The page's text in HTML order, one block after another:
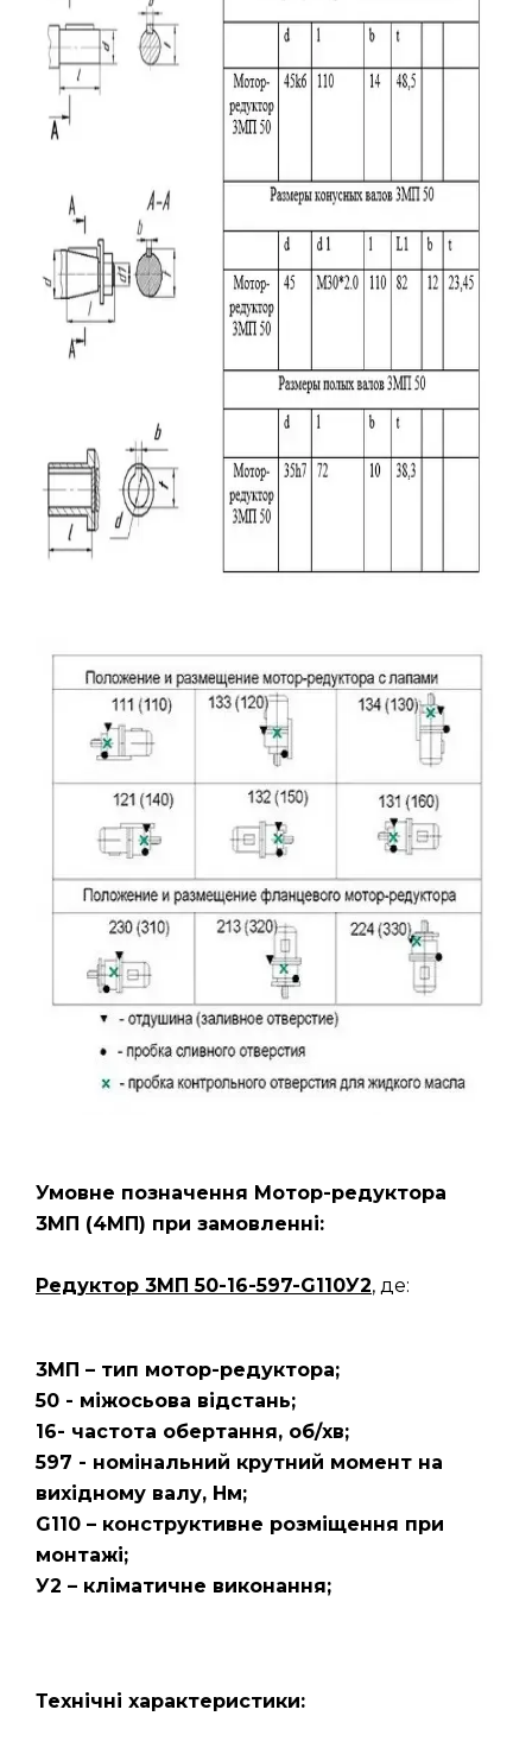
Умовне позначення Мотор-редуктора
3МП (4МП) при замовленні:
Редуктор 3МП 50-16-597-G110У2, де:
3МП – тип мотор-редуктора;
50 - міжосьова відстань;
16- частота обертання, об/хв;
597 - номінальний крутний момент на
вихідному валу, Нм;
G110 – конструктивне розміщення при
монтажі;
У2 – кліматичне виконання;
Технічні характеристики: